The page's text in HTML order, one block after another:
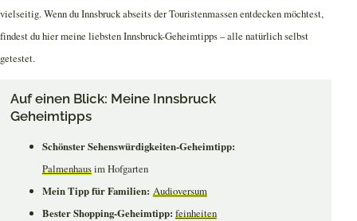
vielseitig. Wenn du Innsbruck abseits der Touristenmassen entdecken möchtest,
findest du hier meine liebsten Innsbruck-Geheimtipps – alle natürlich selbst
getestet.
Auf einen Blick: Meine Innsbruck
Geheimtipps
Schönster Sehenswürdigkeiten-Geheimtipp:
Palmenhausim Hofgarten
Mein Tipp für Familien: Audioversum
Bester Shopping-Geheimtipp: feinheiten